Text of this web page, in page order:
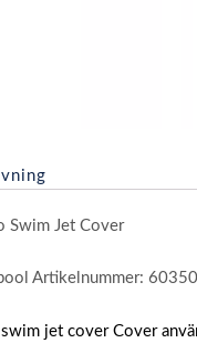
Swim Jet Cover
Artikelnummer:
swim jet cover Cover